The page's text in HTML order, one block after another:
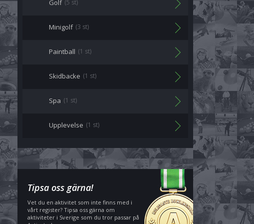
Golf (5 st)
Minigolf (3 st)
Paintball (1 st)
Skidbacke (1 st)
Spa (1 st)
Upplevelse (1 st)
Tipsa oss gärna!
Vet du en aktivitet som inte finns med i
vårt register? Tipsa oss gärna om
aktiviteter i Sverige som du tror passar på